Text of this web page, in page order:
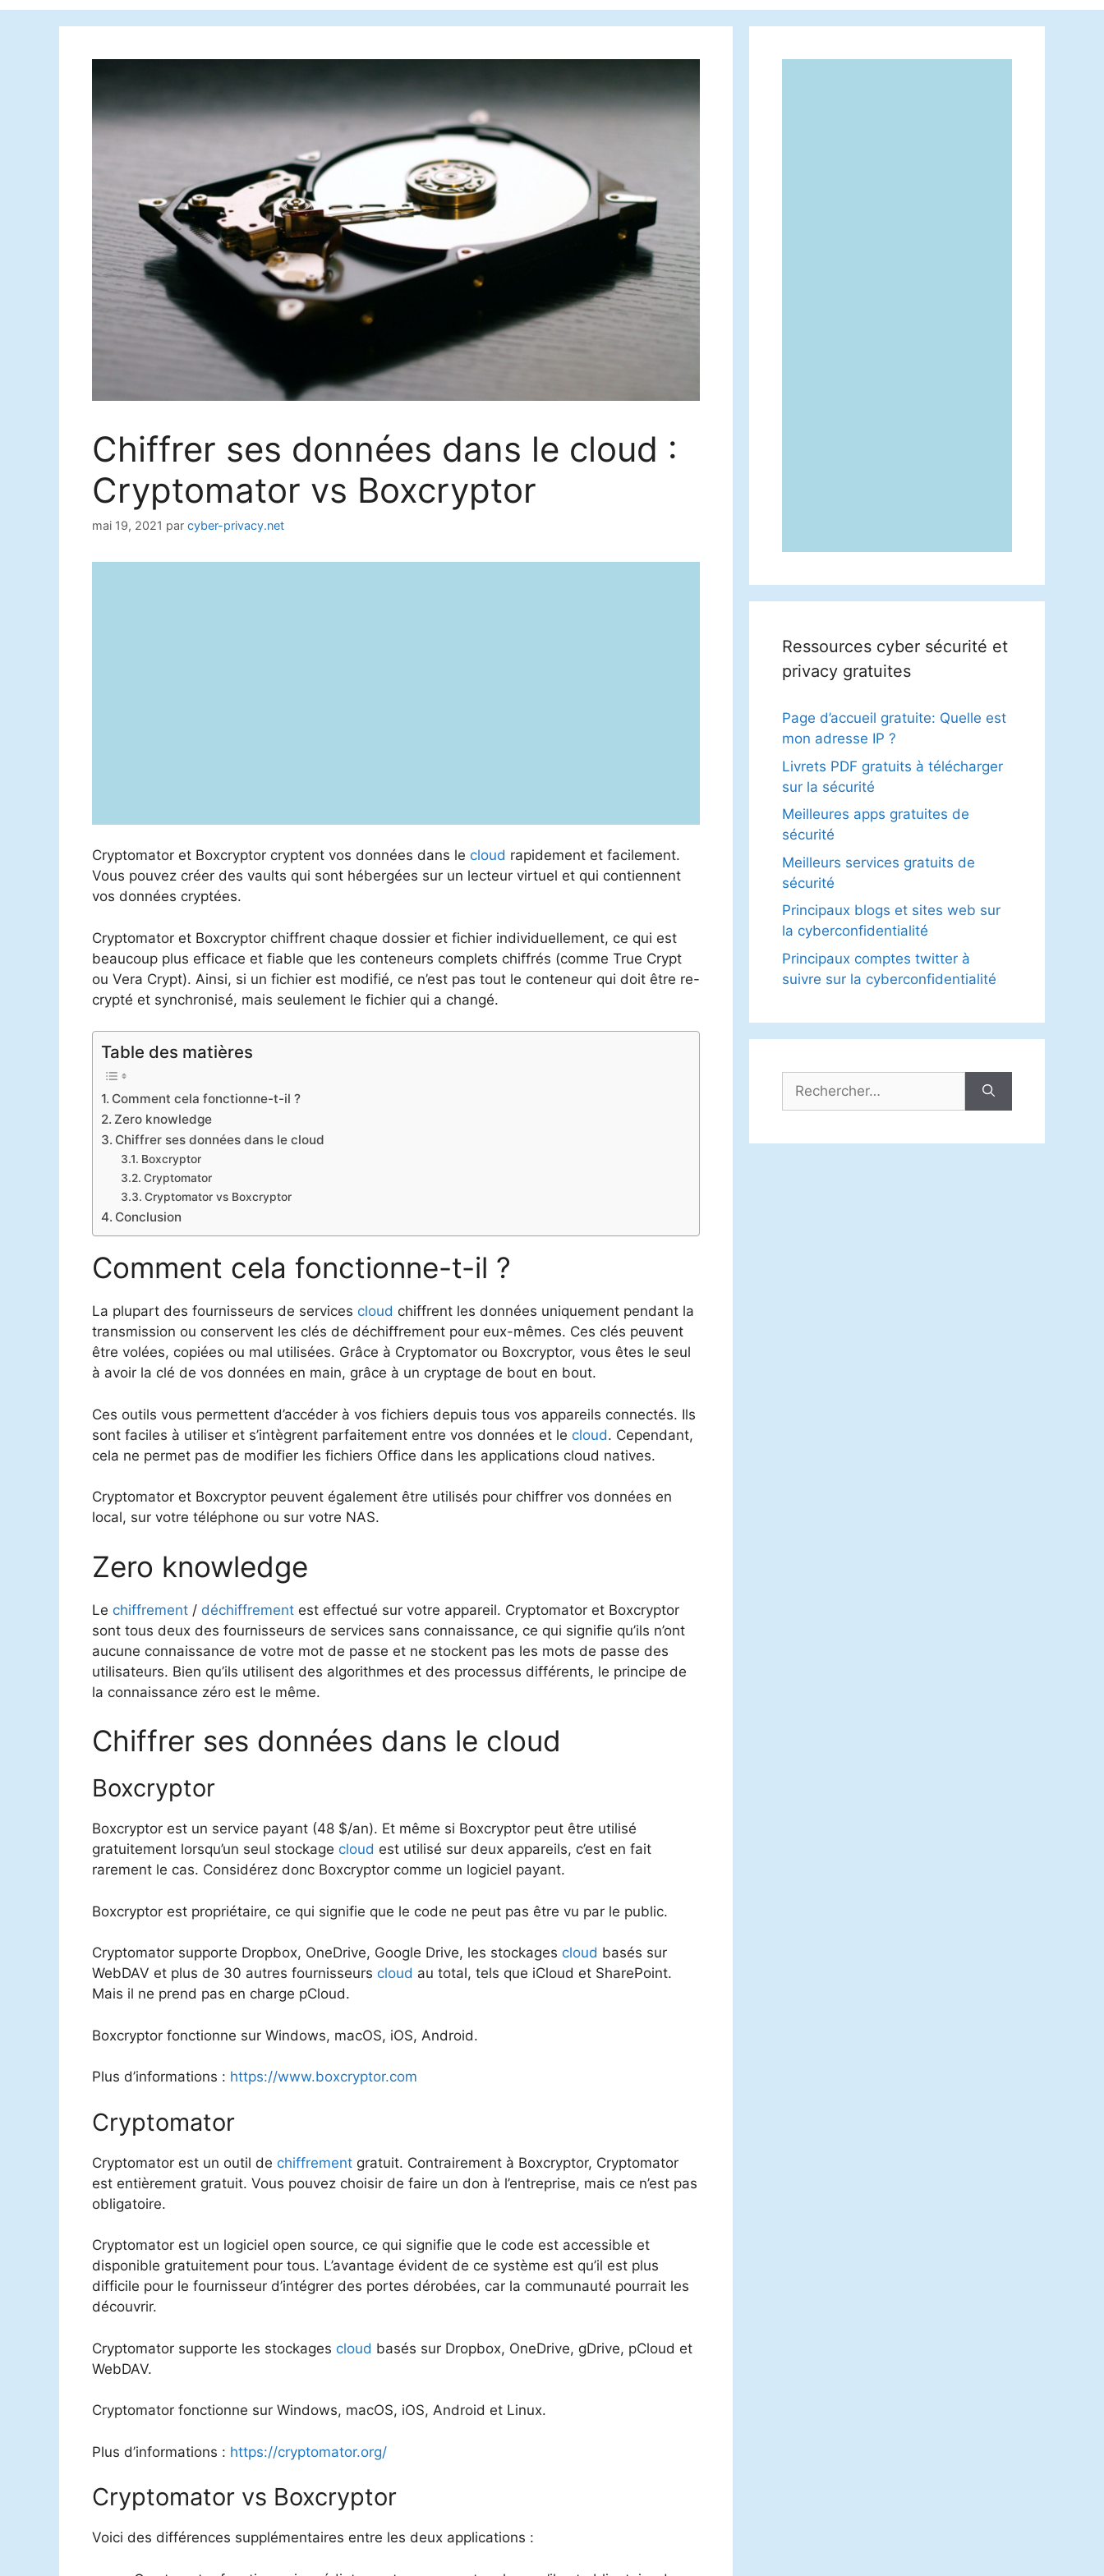
Chiffrer ses données dans le cloud :
Cryptomator vs Boxcryptor
mai 19, 2021 par cyber-privacy.net
Cryptomator et Boxcryptor cryptent vos données dans le cloud rapidement et facilement.
Vous pouvez créer des vaults qui sont hébergées sur un lecteur virtuel et qui contiennent
vos données cryptées.
Cryptomator et Boxcryptor chiffrent chaque dossier et fichier individuellement, ce qui est
beaucoup plus efficace et fiable que les conteneurs complets chiffrés (comme True Crypt
ou Vera Crypt). Ainsi, si un fichier est modifié, ce n’est pas tout le conteneur qui doit être re-
crypté et synchronisé, mais seulement le fichier qui a changé.
Table des matières
Comment cela fonctionne-t-il ?
Zero knowledge
Chiffrer ses données dans le cloud
Boxcryptor
Cryptomator
Cryptomator vs Boxcryptor
Conclusion
Comment cela fonctionne-t-il ?
La plupart des fournisseurs de services cloud chiffrent les données uniquement pendant la
transmission ou conservent les clés de déchiffrement pour eux-mêmes. Ces clés peuvent
être volées, copiées ou mal utilisées. Grâce à Cryptomator ou Boxcryptor, vous êtes le seul
à avoir la clé de vos données en main, grâce à un cryptage de bout en bout.
Ces outils vous permettent d’accéder à vos fichiers depuis tous vos appareils connectés. Ils
sont faciles à utiliser et s’intègrent parfaitement entre vos données et le cloud. Cependant,
cela ne permet pas de modifier les fichiers Office dans les applications cloud natives.
Cryptomator et Boxcryptor peuvent également être utilisés pour chiffrer vos données en
local, sur votre téléphone ou sur votre NAS.
Zero knowledge
Le chiffrement / déchiffrement est effectué sur votre appareil. Cryptomator et Boxcryptor
sont tous deux des fournisseurs de services sans connaissance, ce qui signifie qu’ils n’ont
aucune connaissance de votre mot de passe et ne stockent pas les mots de passe des
utilisateurs. Bien qu’ils utilisent des algorithmes et des processus différents, le principe de
la connaissance zéro est le même.
Chiffrer ses données dans le cloud
Boxcryptor
Boxcryptor est un service payant (48 $/an). Et même si Boxcryptor peut être utilisé
gratuitement lorsqu’un seul stockage cloud est utilisé sur deux appareils, c’est en fait
rarement le cas. Considérez donc Boxcryptor comme un logiciel payant.
Boxcryptor est propriétaire, ce qui signifie que le code ne peut pas être vu par le public.
Cryptomator supporte Dropbox, OneDrive, Google Drive, les stockages cloud basés sur
WebDAV et plus de 30 autres fournisseurs cloud au total, tels que iCloud et SharePoint.
Mais il ne prend pas en charge pCloud.
Boxcryptor fonctionne sur Windows, macOS, iOS, Android.
Plus d’informations : https://www.boxcryptor.com
Cryptomator
Cryptomator est un outil de chiffrement gratuit. Contrairement à Boxcryptor, Cryptomator
est entièrement gratuit. Vous pouvez choisir de faire un don à l’entreprise, mais ce n’est pas
obligatoire.
Cryptomator est un logiciel open source, ce qui signifie que le code est accessible et
disponible gratuitement pour tous. L’avantage évident de ce système est qu’il est plus
difficile pour le fournisseur d’intégrer des portes dérobées, car la communauté pourrait les
découvrir.
Cryptomator supporte les stockages cloud basés sur Dropbox, OneDrive, gDrive, pCloud et
WebDAV.
Cryptomator fonctionne sur Windows, macOS, iOS, Android et Linux.
Plus d’informations : https://cryptomator.org/
Cryptomator vs Boxcryptor
Voici des différences supplémentaires entre les deux applications :
Ressources cyber sécurité et
privacy gratuites
Page d’accueil gratuite: Quelle est
mon adresse IP ?
Livrets PDF gratuits à télécharger
sur la sécurité
Meilleures apps gratuites de
sécurité
Meilleurs services gratuits de
sécurité
Principaux blogs et sites web sur
la cyberconfidentialité
Principaux comptes twitter à
suivre sur la cyberconfidentialité